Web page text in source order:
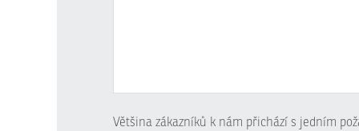
Většina zákazníků k nám přichází s jedním